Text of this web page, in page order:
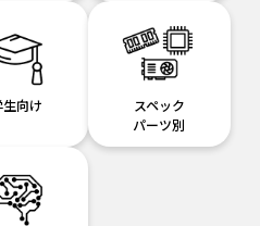
生向け
スペック
パーツ別